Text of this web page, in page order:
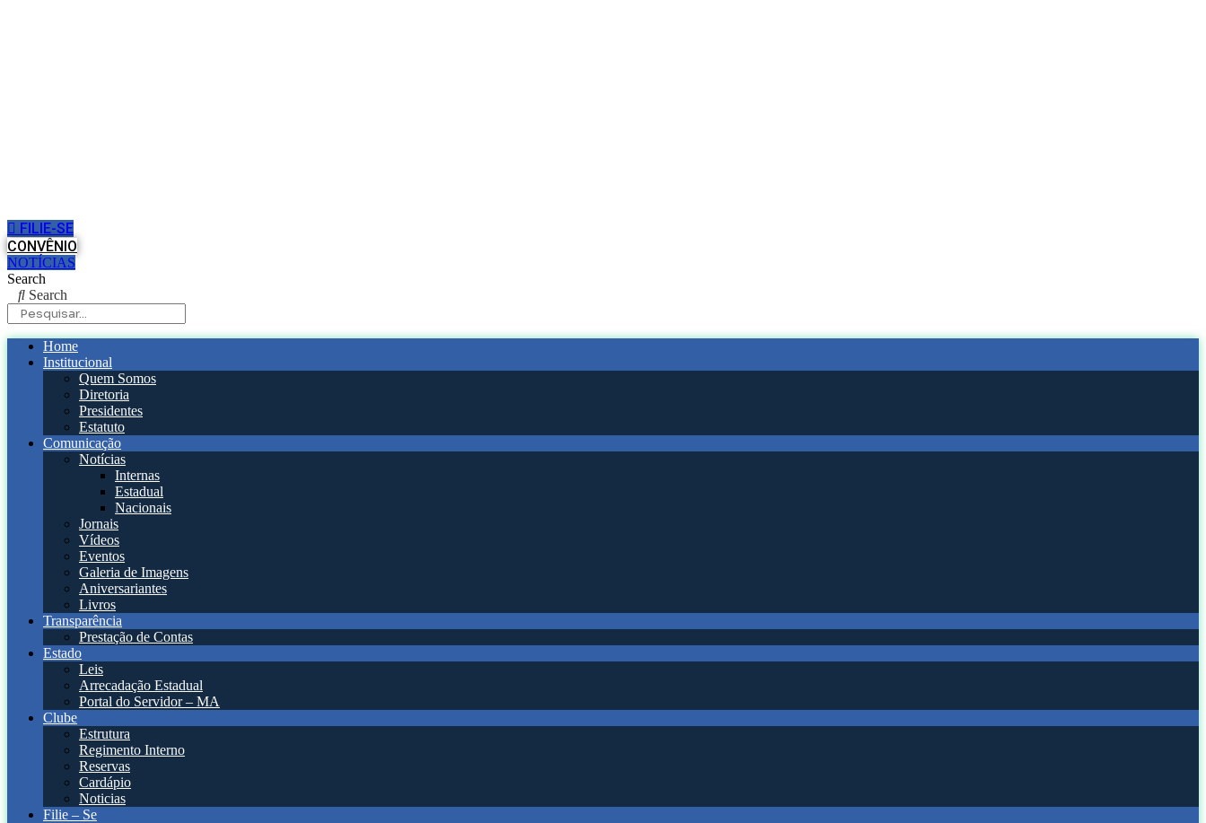
FILIE-SE
CONVÊNIO
NOTÍCIAS
Search
Search
Home
Institucional
Quem Somos
Diretoria
Presidentes
Estatuto
Comunicação
Notícias
Internas
Estadual
Nacionais
Jornais
Vídeos
Eventos
Galeria de Imagens
Aniversariantes
Livros
Transparência
Prestação de Contas
Estado
Leis
Arrecadação Estadual
Portal do Servidor – MA
Clube
Estrutura
Regimento Interno
Reservas
Cardápio
Noticias
Filie – Se